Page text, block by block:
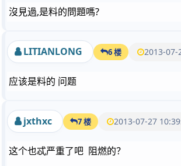
沒見過,是料的問題嗎?
LITIANLONG 6 楼 2013-07-
应该是料的 问题
jxthxc 7 楼 2013-07-27
这个也忒严重了吧 阻燃的？